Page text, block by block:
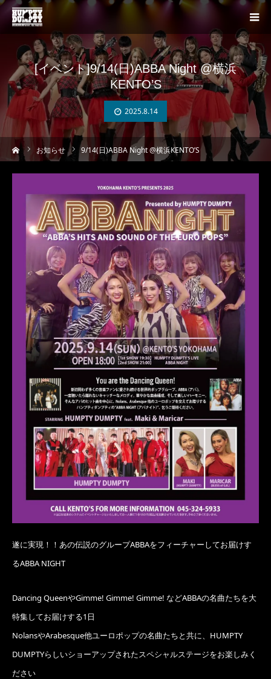
[イベント]9/14(日)ABBA Night @横浜
KENTO’S
2025.8.14
お知らせ 9/14(日)ABBA Night @横浜KENTO’S
遂に実現！！あの伝説のグループABBAをフィーチャーしてお届けす
るABBA NIGHT
Dancing QueenやGimme! Gimme! Gimme! などABBAの名曲たちを大
特集してお届けする1日
NolansやArabesque他ユーロポップの名曲たちと共に、HUMPTY
DUMPTYらしいショーアップされたスペシャルステージをお楽しみく
ださい